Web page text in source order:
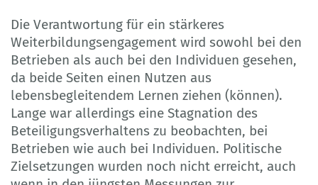
Die Verantwortung für ein stärkeres
Weiterbildungsengagement wird sowohl bei den
Betrieben als auch bei den Individuen gesehen,
da beide Seiten einen Nutzen aus
lebensbegleitendem Lernen ziehen (können).
Lange war allerdings eine Stagnation des
Beteiligungsverhaltens zu beobachten, bei
Betrieben wie auch bei Individuen. Politische
Zielsetzungen wurden noch nicht erreicht, auch